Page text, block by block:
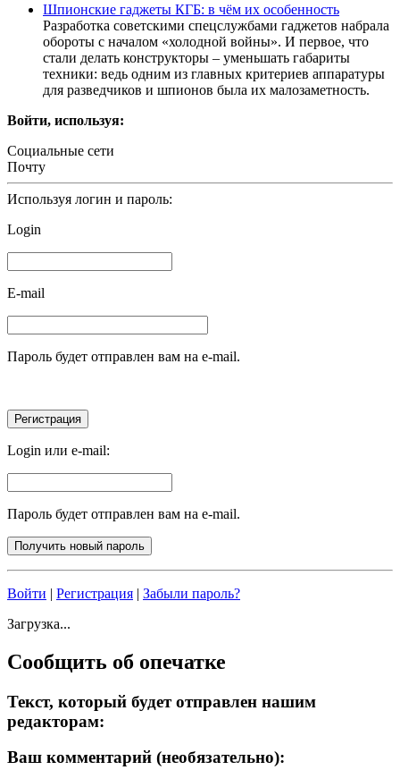
Шпионские гаджеты КГБ: в чём их особенность
Разработка советскими спецслужбами гаджетов набрала
обороты с началом «холодной войны». И первое, что
стали делать конструкторы – уменьшать габариты
техники: ведь одним из главных критериев аппаратуры
для разведчиков и шпионов была их малозаметность.
Войти, используя:
Социальные сети
Почту
Используя логин и пароль:
Login
E-mail
Пароль будет отправлен вам на e-mail.
Login или e-mail:
Пароль будет отправлен вам на e-mail.
Войти | Регистрация | Забыли пароль?
Загрузка...
Сообщить об опечатке
Текст, который будет отправлен нашим
редакторам:
Ваш комментарий (необязательно):